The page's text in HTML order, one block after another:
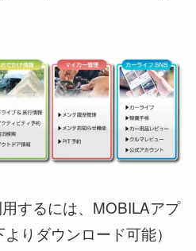
するには、MOBILAアプ
りダウンロード可能）